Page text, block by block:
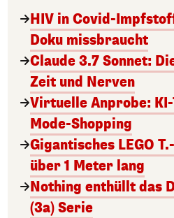
HIV in Covid-
Doku missbraucht
Claude 3.7 Sonnet:
Zeit und Nerven
Virtuelle Anprobe:
Mode-Shopping
Gigantisches LEGO
über 1 Meter lang
Nothing enthüllt das
(3a) Serie